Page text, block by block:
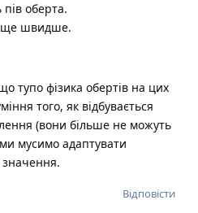
оберта.
ще швидше.
тупо фізика обертів на цих
того, як відбувається
(вони більше не можуть
ми мусимо адаптувати
значення.
Відповісти